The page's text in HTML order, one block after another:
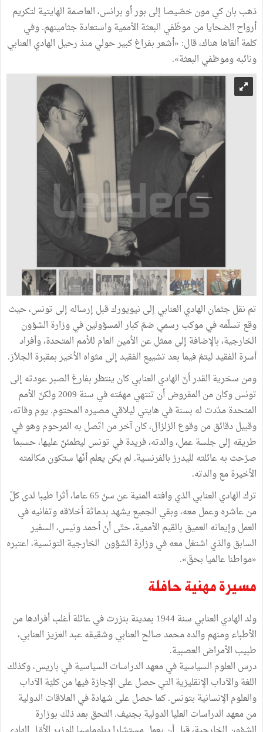
ذهب بان كي مون خصّيصا إلى بور أو برانس، العاصمة الهايتية لتكريم
أرواح الضحايا من موظّفي البعثة الأممية واستعادة جثامينهم. وفي
كلمة ألقاها هناك، قال: «أشعر بفراغ كبير حولي منذ رحيل الهادي العنابي
ونائبه وموظفي البعثة».
تم نقل جثمان الهادي العنابي إلى نيويورك قبل إرساله إلى تونس، حيث
وقع تسلّمه في موكب رسمي ضمّ كبار المسؤولين في وزارة الشؤون
الخارجية، بالإضافة إلى ممثل عن الأمين العام للأمم المتحدة، وأفراد
أسرة الفقيد ليتمّ فيما بعد تشييع الفقيد إلى مثواه الأخير بمقبرة الجلاّز.
ومن سخرية القدر أنّ الهادي العنابي كان ينتظر بفارغ الصبر عودته إلى
تونس وكان من المفروض أن تنتهي مهمّته في سنة 2009 ولكنّ الأمم
المتحدة مدّدت له بسنة في هايتي ليلاقي مصيره المحتوم. يوم وفاته،
وقبيل دقائق من وقوع الزلزال، كان آخر من اتّصل به المرحوم وهو في
طريقه إلى جلسة عمل، والدته، فريدة في تونس ليطمئنّ عليها، حسبما
صرّحت به عائلته لليدرز بالفرنسية. لم يكن يعلم أنّها ستكون مكالمته
الأخيرة مع والدته.
ترك الهادي العنابي الذي وافته المنية عن سنّ 65 عاما، أثرا طيبا لدى كلّ
من عاشره وعمل معه، وبقي الجميع يشهد بدماثة أخلاقه وتفانيه في
العمل وإيمانه العميق بالقيم الأممية، حتّى أنّ أحمد ونيس، السفير
السابق والذي اشتغل معه في وزارة الشؤون الخارجية التونسية، اعتبره
«مواطنا عالميا بحقّ».
مسيرة مهنية حافلة
ولد الهادي العنابي سنة 1944 بمدينة بنزرت في عائلة أغلب أفرادها من
الأطباء ومنهم والده محمد صالح العنابي وشقيقه عبد العزيز العنابي،
طبيب الأمراض العصبية.
درس العلوم السياسية في معهد الدراسات السياسية في باريس، وكذلك
اللغة والآداب الإنقليزية التي حصل على الإجازة فيها من كليّة الآداب
والعلوم الإنسانية بتونس. كما حصل على شهادة في العلاقات الدولية
من معهد الدراسات العليا الدولية بجنيف. التحق بعد ذلك بوزارة